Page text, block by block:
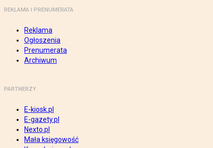
REKLAMA I PRENUMERATA
Reklama
Ogłoszenia
Prenumerata
Archiwum
PARTNERZY
E-kiosk.pl
E-gazety.pl
Nexto.pl
Mała księgowość